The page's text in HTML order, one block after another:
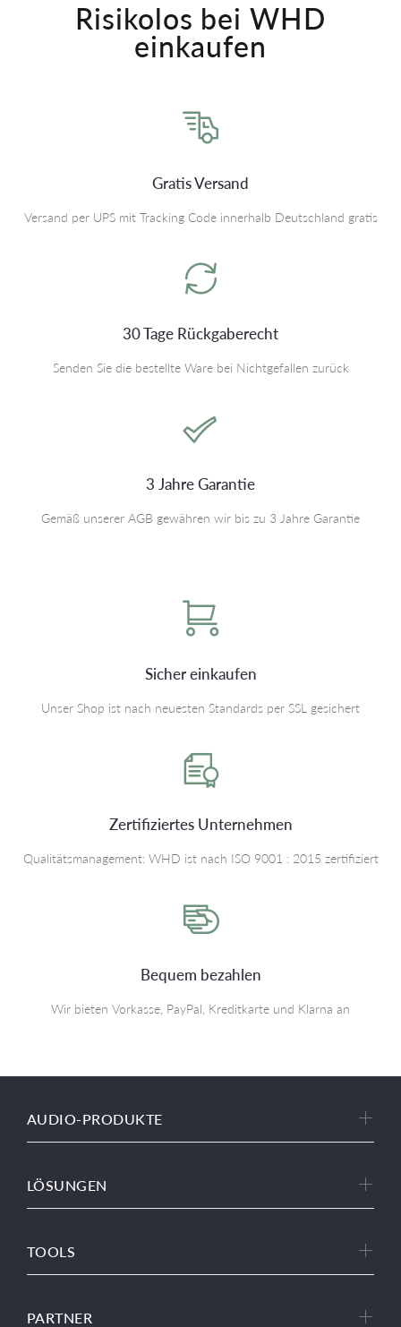
Risikolos bei WHD
einkaufen
Gratis Versand
Versand per UPS mit Tracking Code innerhalb Deutschland gratis
30 Tage Rückgaberecht
Senden Sie die bestellte Ware bei Nichtgefallen zurück
3 Jahre Garantie
Gemäß unserer AGB gewähren wir bis zu 3 Jahre Garantie
Sicher einkaufen
Unser Shop ist nach neuesten Standards per SSL gesichert
Zertifiziertes Unternehmen
Qualitätsmanagement: WHD ist nach ISO 9001 : 2015 zertifiziert
Bequem bezahlen
Wir bieten Vorkasse, PayPal, Kreditkarte und Klarna an
AUDIO-PRODUKTE
LÖSUNGEN
TOOLS
PARTNER